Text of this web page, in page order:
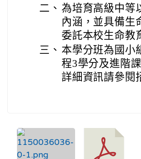
二、 為培育高級中等
內涵，並具備生
委託本校生命教
三、 本學分班為國小
程3學分及進階
詳細資訊請參閱